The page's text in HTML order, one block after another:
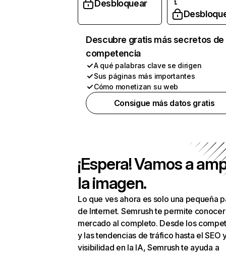
Desbloquear
Descubre gratis más secretos de
competencia
A qué palabras clave se dirigen
Sus páginas más importantes
Cómo monetizan su web
Consigue más datos gratis
¡Espera! Vamos a
la imagen.
Lo que ves ahora es solo una pequeña
de Internet. Semrush te permite
mercado al completo. Desde los
y las tendencias de tráfico hasta el SEO
visibilidad en la IA, Semrush te ayuda a